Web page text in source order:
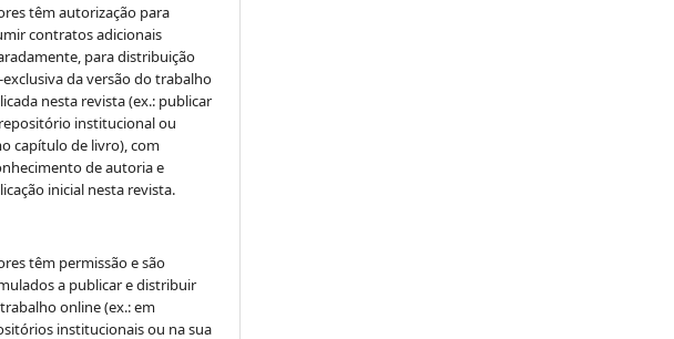
têm autorização para
contratos adicionais
para distribuição
exclusiva da versão do trabalho
nesta revista (ex.: publicar
institucional ou
capítulo de livro), com
de autoria e
inicial nesta revista.
têm permissão e são
a publicar e distribuir
online (ex.: em
institucionais ou na sua